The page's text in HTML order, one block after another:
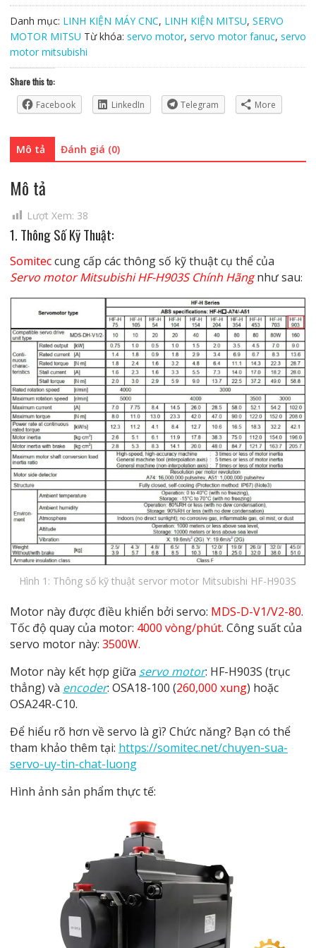
H903S
Chính
Hãng
số
Danh mục: LINH KIỆN MÁY CNC, LINH KIỆN MITSU, SERVO
MOTOR MITSU Từ khóa: servo motor, servo motor fanuc, servo
motor mitsubishi
Share this to:
Facebook
LinkedIn Telegram More
Mô tả Đánh giá (0)
Mô tả
Lượt Xem: 38
1. Thông Số Kỹ Thuật:
Somiteccung cấp các thông số kỹ thuật cụ thể của
Servo motor Mitsubishi HF-H903S Chính Hãngnhư sau:
Hình 1: Thông số kỹ thuật servor motor Mitsubishi HF-H903S
Motor này được điều khiển bởi servo: MDS-D-V1/V2-80.
Tốc độ quay của motor: 4000 vòng/phút. Công suất của
servo motor này: 3500W.
Motor này kết hợp giữa servo motor: HF-H903S (trục
thẳng) và encoder: OSA18-100 (260,000 xung) hoặc
OSA24R-C10.
Để hiểu rõ hơn về servo là gì? Chức năng? Bạn có thể
tham khảo thêm tại: https://somitec.net/chuyen-sua-
servo-uy-tin-chat-luong
Hình ảnh sản phẩm thực tế: